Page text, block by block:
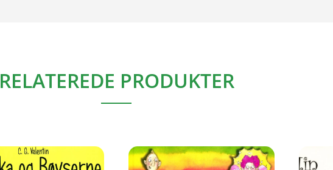
RELATEREDE PRODUKTER